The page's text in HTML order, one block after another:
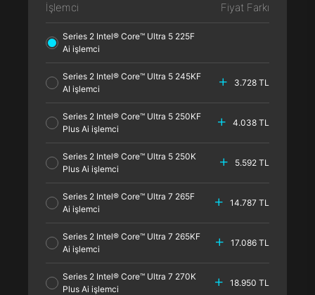
İşlemci Fiyat Farkı
Series 2 Intel® Core™ Ultra 5 225F
Ai işlemci
Series 2 Intel® Core™ Ultra 5 245KF
AI işlemci
3.728 TL
Series 2 Intel® Core™ Ultra 5 250KF
Plus Ai işlemci
4.038 TL
Series 2 Intel® Core™ Ultra 5 250K
Plus Ai işlemci
5.592 TL
Series 2 Intel® Core™ Ultra 7 265F
Ai işlemci
14.787 TL
Series 2 Intel® Core™ Ultra 7 265KF
Ai işlemci
17.086 TL
Series 2 Intel® Core™ Ultra 7 270K
Plus Ai işlemci
18.950 TL